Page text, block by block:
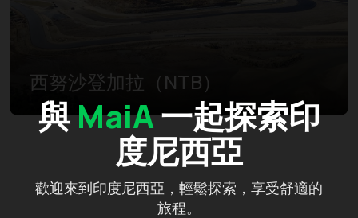
與MaiA一起探索印
度尼西亞
歡迎來到印度尼西亞，輕鬆探索，享受舒適的
旅程。
西努沙登加拉（NTB）